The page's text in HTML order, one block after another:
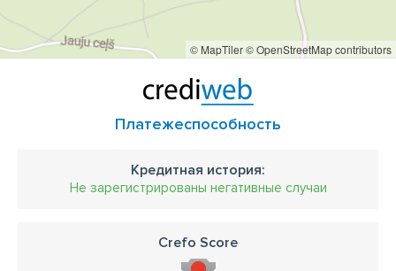
© MapTiler© OpenStreetMap contributors
Платежеспособность
Кредитная история:
Не зарегистрированы негативные случаи
Crefo Score